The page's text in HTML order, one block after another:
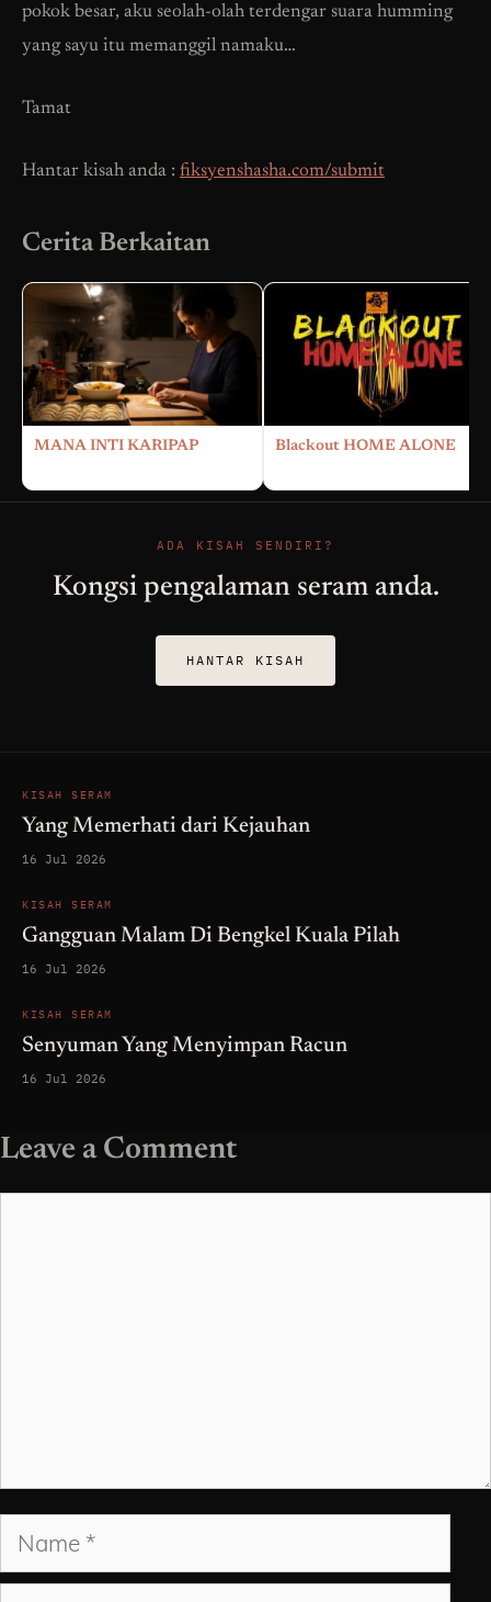
pokok besar, aku seolah-olah terdengar suara humming
yang sayu itu memanggil namaku…
Tamat
Hantar kisah anda : fiksyenshasha.com/submit
Cerita Berkaitan
MANA INTI KARIPAP Blackout HOME ALONE
ADA KISAH SENDIRI?
Kongsi pengalaman seram anda.
HANTAR KISAH
KISAH SERAM
Yang Memerhati dari Kejauhan
16 Jul 2026
KISAH SERAM
Gangguan Malam Di Bengkel Kuala Pilah
16 Jul 2026
KISAH SERAM
Senyuman Yang Menyimpan Racun
16 Jul 2026
Leave a Comment
Name